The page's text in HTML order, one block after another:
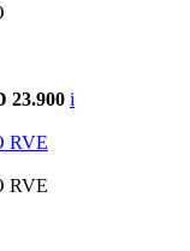
23.900 i
RVE
RVE